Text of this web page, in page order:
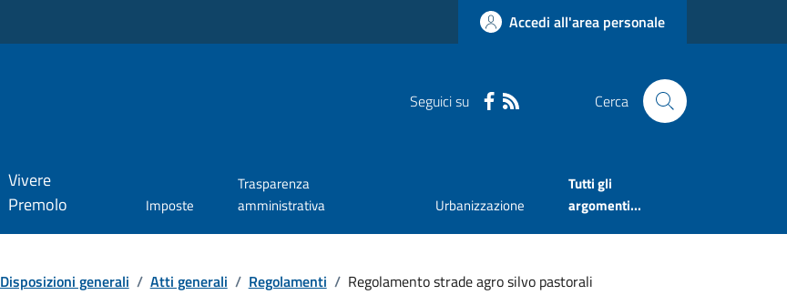
Accedi all'area personale
Seguici su Cerca
Vivere
Premolo
Imposte
Trasparenza
amministrativa
Urbanizzazione
Tutti gli
argomenti...
Disposizioni generali / Atti generali / Regolamenti / Regolamento strade agro silvo pastorali